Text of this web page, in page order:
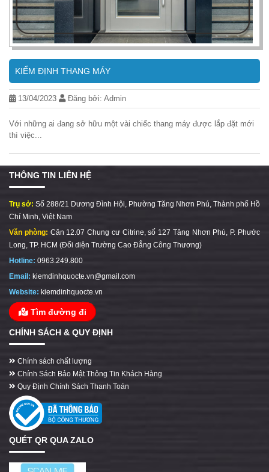
KIỂM ĐỊNH THANG MÁY
13/04/2023 Đăng bởi: Admin
Với những ai đang sở hữu một vài chiếc thang máy được lắp đặt mới
thì việc...
THÔNG TIN LIÊN HỆ
Trụ sở: Số 288/21 Dương Đình Hội, Phường Tăng Nhơn Phú, Thành phố Hồ
Chí Minh, Việt Nam
Văn phòng: Căn 12.07 Chung cư Citrine, số 127 Tăng Nhơn Phú, P. Phước
Long, TP. HCM (Đối diện Trường Cao Đẳng Công Thương)
Hotline: 0963.249.800
Email: kiemdinhquocte.vn@gmail.com
Website: kiemdinhquocte.vn
Tìm đường đi
CHÍNH SÁCH & QUY ĐỊNH
Chính sách chất lượng
Chính Sách Bảo Mật Thông Tin Khách Hàng
Quy Định Chính Sách Thanh Toán
QUÉT QR QUA ZALO